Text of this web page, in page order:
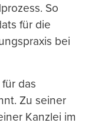
So
für die
bei
das
Zu seiner
Kanzlei im